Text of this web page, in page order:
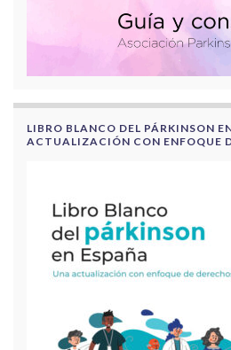
LIBRO BLANCO DEL PÁRKINSON
ACTUALIZACIÓN CON ENFOQUE